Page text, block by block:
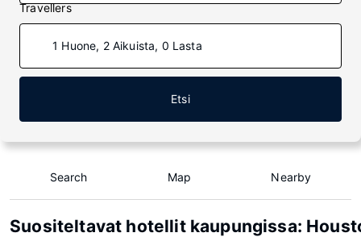
Travellers
1 Huone, 2 Aikuista, 0 Lasta
Etsi
Search Map Nearby
Suositeltavat hotellit kaupungissa: